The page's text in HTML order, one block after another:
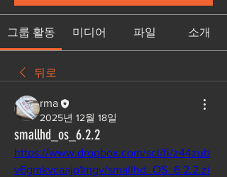
그룹 활동 미디어 파일 소개
뒤로
rma
2025년 12월 18일
smallhd_os_6.2.2
https://www.dropbox.com/scl/fi/z44zub
v6gmkvcaajo1mgv/smallhd_OS_6.2.2.zi